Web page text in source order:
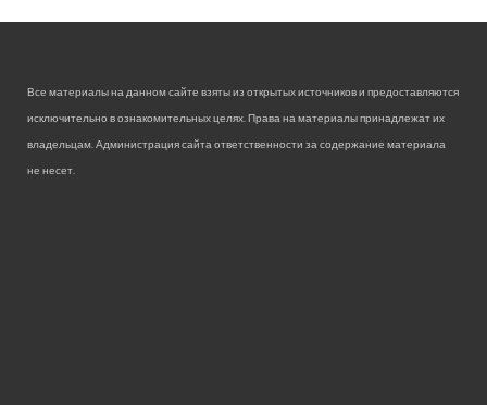
Все материалы на данном сайте взяты из открытых источников и предоставляются
исключительно в ознакомительных целях. Права на материалы принадлежат их
владельцам. Администрация сайта ответственности за содержание материала
не несет.